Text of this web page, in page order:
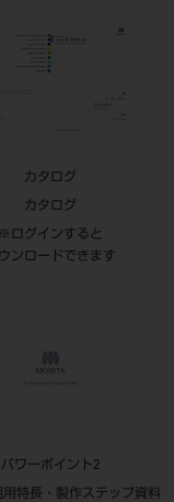
カタログ
カタログ
※ログインすると
ンロードできます
パワーポイント2
特長・製作ステップ資料